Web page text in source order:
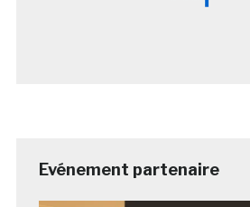
Evénement partenaire